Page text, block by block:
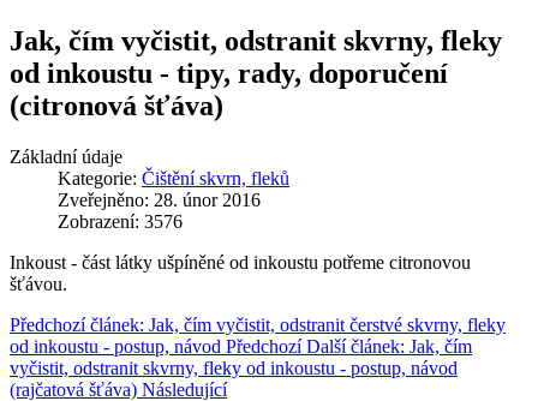
Jak, čím vyčistit, odstranit skvrny, fleky
od inkoustu - tipy, rady, doporučení
(citronová šťáva)
Základní údaje
Kategorie: Čištění skvrn, fleků
Zveřejněno: 28. únor 2016
Zobrazení: 3576
Inkoust - část látky ušpíněné od inkoustu potřeme citronovou
šťávou.
Předchozí článek: Jak, čím vyčistit, odstranit čerstvé skvrny, fleky
od inkoustu - postup, návod Předchozí Další článek: Jak, čím
vyčistit, odstranit skvrny, fleky od inkoustu - postup, návod
(rajčatová šťáva) Následující